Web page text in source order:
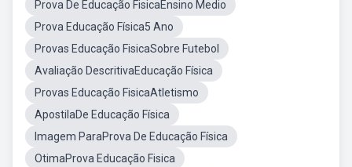
Prova De Educação FisicaEnsino Medio
Prova Educação Física5 Ano
Provas Educação FisicaSobre Futebol
Avaliação DescritivaEducação Física
Provas Educação FisicaAtletismo
ApostilaDe Educação Física
Imagem ParaProva De Educação Física
OtimaProva Educação Fisica